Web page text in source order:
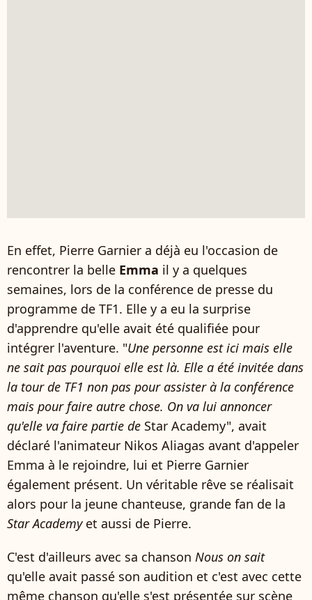
En effet, Pierre Garnier a déjà eu l'occasion de
rencontrer la belle Emma il y a quelques
semaines, lors de la conférence de presse du
programme de TF1. Elle y a eu la surprise
d'apprendre qu'elle avait été qualifiée pour
intégrer l'aventure. "Une personne est ici mais elle
ne sait pas pourquoi elle est là. Elle a été invitée dans
la tour de TF1 non pas pour assister à la conférence
mais pour faire autre chose. On va lui annoncer
qu'elle va faire partie de Star Academy", avait
déclaré l'animateur Nikos Aliagas avant d'appeler
Emma à le rejoindre, lui et Pierre Garnier
également présent. Un véritable rêve se réalisait
alors pour la jeune chanteuse, grande fan de la
Star Academyet aussi de Pierre.
C'est d'ailleurs avec sa chanson Nous on sait
qu'elle avait passé son audition et c'est avec cette
même chanson qu'elle s'est présentée sur scène